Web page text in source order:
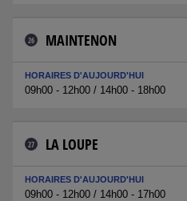
26 MAINTENON
HORAIRES D'AUJOURD'HUI
09h00 - 12h00 / 14h00 - 18h00
27 LA LOUPE
HORAIRES D'AUJOURD'HUI
09h00 - 12h00 / 14h00 - 17h00